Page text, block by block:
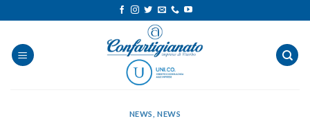
ai
contenuti
NEWS ,NEWS